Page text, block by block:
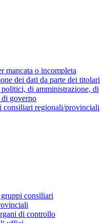
mancata o incompleta
dei dati da parte dei titolari
di amministrazione, di
governo
consiliari regionali/provinciali
consiliari
di controllo